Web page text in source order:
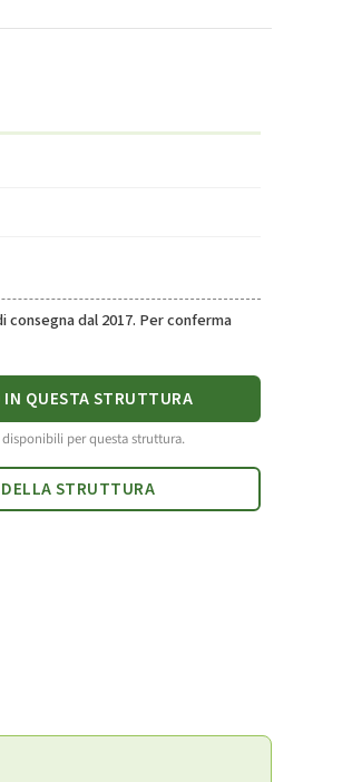
dal 2017. Per conferma
QUESTA STRUTTURA
per questa struttura.
STRUTTURA